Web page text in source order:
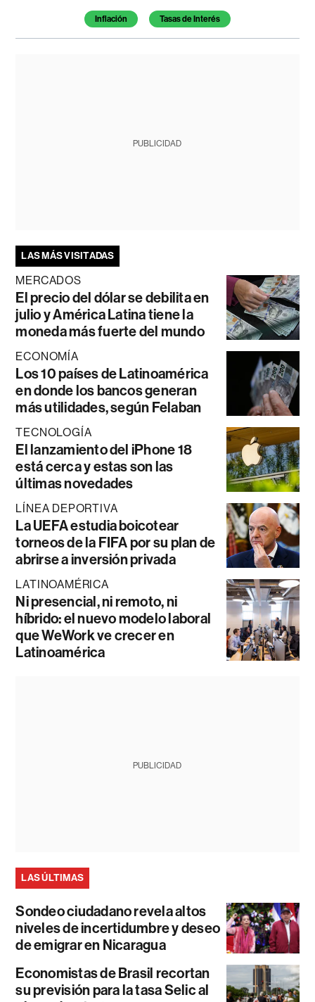
Inflación Tasas de Interés
PUBLICIDAD
LAS MÁS VISITADAS
MERCADOS
El precio del dólar se debilita en
julio y América Latina tiene la
moneda más fuerte del mundo
ECONOMÍA
Los 10 países de Latinoamérica
en donde los bancos generan
más utilidades, según Felaban
TECNOLOGÍA
El lanzamiento del iPhone 18
está cerca y estas son las
últimas novedades
LÍNEA DEPORTIVA
La UEFA estudia boicotear
torneos de la FIFA por su plan de
abrirse a inversión privada
LATINOAMÉRICA
Ni presencial, ni remoto, ni
híbrido: el nuevo modelo laboral
que WeWork ve crecer en
Latinoamérica
PUBLICIDAD
LAS ÚLTIMAS
Sondeo ciudadano revela altos
niveles de incertidumbre y deseo
de emigrar en Nicaragua
Economistas de Brasil recortan
su previsión para la tasa Selic al